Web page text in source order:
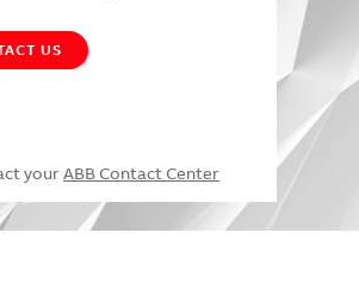
US
your ABB Contact Center